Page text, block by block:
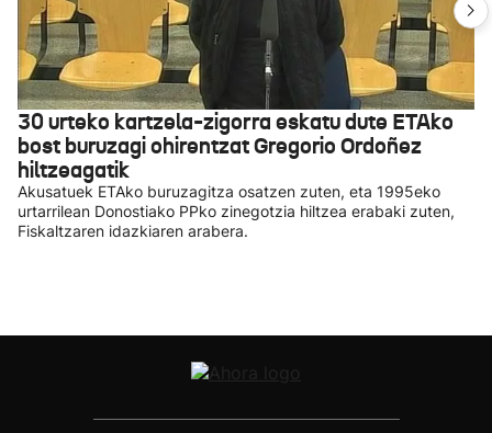
30 urteko kartzela-zigorra eskatu dute ETAko
bost buruzagi ohirentzat Gregorio Ordoñez
hiltzeagatik
Akusatuek ETAko buruzagitza osatzen zuten, eta 1995eko
urtarrilean Donostiako PPko zinegotzia hiltzea erabaki zuten,
Fiskaltzaren idazkiaren arabera.